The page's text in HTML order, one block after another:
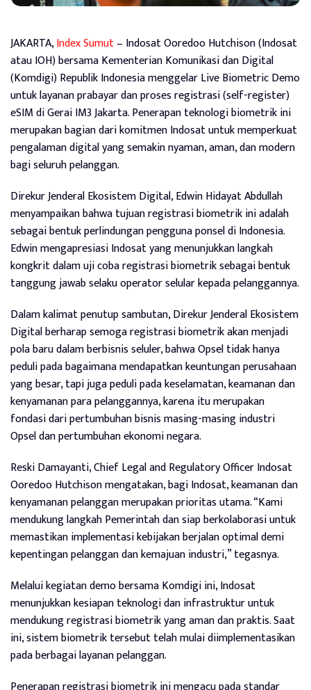
JAKARTA,Index Sumut– Indosat Ooredoo Hutchison (Indosat
atau IOH) bersama Kementerian Komunikasi dan Digital
(Komdigi) Republik Indonesia menggelar Live Biometric Demo
untuk layanan prabayar dan proses registrasi (self-register)
eSIM di Gerai IM3 Jakarta. Penerapan teknologi biometrik ini
merupakan bagian dari komitmen Indosat untuk memperkuat
pengalaman digital yang semakin nyaman, aman, dan modern
bagi seluruh pelanggan.
Direkur Jenderal Ekosistem Digital, Edwin Hidayat Abdullah
menyampaikan bahwa tujuan registrasi biometrik ini adalah
sebagai bentuk perlindungan pengguna ponsel di Indonesia.
Edwin mengapresiasi Indosat yang menunjukkan langkah
kongkrit dalam uji coba registrasi biometrik sebagai bentuk
tanggung jawab selaku operator selular kepada pelanggannya.
Dalam kalimat penutup sambutan, Direkur Jenderal Ekosistem
Digital berharap semoga registrasi biometrik akan menjadi
pola baru dalam berbisnis seluler, bahwa Opsel tidak hanya
peduli pada bagaimana mendapatkan keuntungan perusahaan
yang besar, tapi juga peduli pada keselamatan, keamanan dan
kenyamanan para pelanggannya, karena itu merupakan
fondasi dari pertumbuhan bisnis masing-masing industri
Opsel dan pertumbuhan ekonomi negara.
Reski Damayanti, Chief Legal and Regulatory Officer Indosat
Ooredoo Hutchison mengatakan, bagi Indosat, keamanan dan
kenyamanan pelanggan merupakan prioritas utama. “Kami
mendukung langkah Pemerintah dan siap berkolaborasi untuk
memastikan implementasi kebijakan berjalan optimal demi
kepentingan pelanggan dan kemajuan industri,” tegasnya.
Melalui kegiatan demo bersama Komdigi ini, Indosat
menunjukkan kesiapan teknologi dan infrastruktur untuk
mendukung registrasi biometrik yang aman dan praktis. Saat
ini, sistem biometrik tersebut telah mulai diimplementasikan
pada berbagai layanan pelanggan.